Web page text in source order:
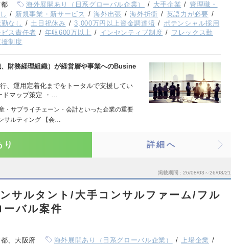
海外展開あり（日系グローバル企業） 大手企業
管理職・
新規事業・新サービス 海外出張 海外折衝
英語力が必要
なし 土日祝休み 3,000万円以上資金調達済
ポテンシャル採用
ス責任者 年収600万以上 インセンティブ制度
フレックス勤
制度
財務経理組織）が経営層や事業へのBusine
、運用定着化までをトータルで支援してい
マップ策定 ・…
・サプライチェーン・会計といった企業の重要
サルティング 【会…
り 詳細へ
掲載期間 26/08/03～26/08/21
サルタント/大手コンサルファーム/フル
ーバル案件
、大阪府 海外展開あり（日系グローバル企業）
上場企業